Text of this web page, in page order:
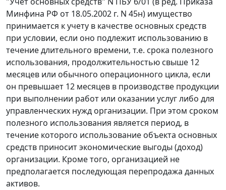
Минфина РФ от 18.05.2002 г. N 45н) имущество
принимается к учету в качестве основных средств
при условии, если оно подлежит использованию в
течение длительного времени, т.е. срока полезного
использования, продолжительностью свыше 12
месяцев или обычного операционного цикла, если
он превышает 12 месяцев в производстве продукции
при выполнении работ или оказании услуг либо для
управленческих нужд организации. При этом сроком
полезного использования является период, в
течение которого использование объекта основных
средств приносит экономические выгоды (доход)
организации. Кроме того, организацией не
предполагается последующая перепродажа данных
активов.